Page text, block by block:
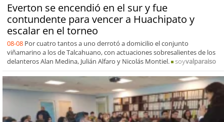
Everton se encendió en el sur y fue
contundente para vencer a Huachipato y
escalar en el torneo
08-08 Por cuatro tantos a uno derrotó a domicilio el conjunto
viñamarino a los de Talcahuano, con actuaciones sobresalientes de los
delanteros Alan Medina, Julián Alfaro y Nicolás Montiel.
soyvalparaiso